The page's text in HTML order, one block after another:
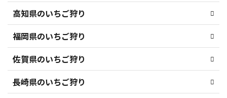
高知県のいちご狩り
福岡県のいちご狩り
佐賀県のいちご狩り
長崎県のいちご狩り